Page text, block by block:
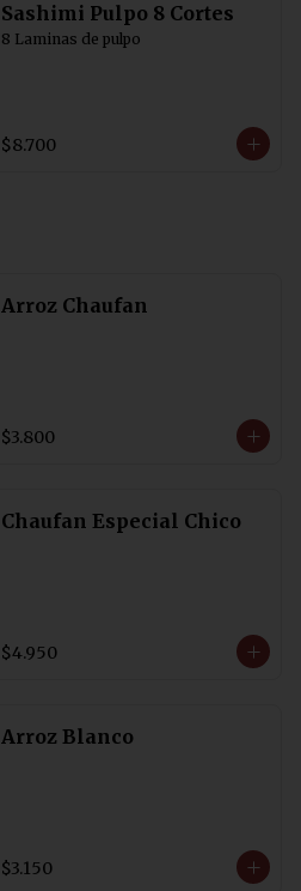
Sashimi Pulpo 8 Cortes
8 Laminas de pulpo
$8.700
Arroz Chaufan
$3.800
Chaufan Especial Chico
$4.950
Arroz Blanco
$3.150